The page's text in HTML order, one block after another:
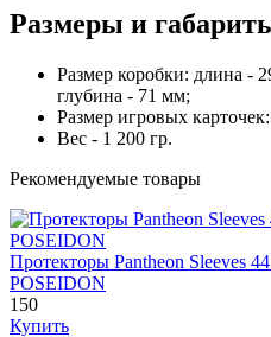
Размеры и
Размер коробки: длина -
глубина - 71 мм;
Размер игровых
Вес - 1 200 гр.
Рекомендуемые товары
Протекторы Pantheon Sleeves
POSEIDON
150
Купить